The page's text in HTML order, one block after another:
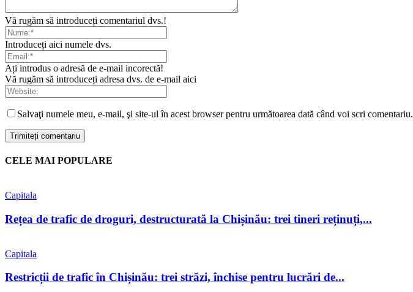
Vă rugăm să introduceți comentariul dvs.!
Introduceți aici numele dvs.
Ați introdus o adresă de e-mail incorectă!
Vă rugăm să introduceți adresa dvs. de e-mail aici
Salvaţi numele meu, e-mail, şi site-ul în acest browser pentru următoarea dată când voi scri comentariu.
CELE MAI POPULARE
Capitala
Rețea de trafic de droguri, destructurată la Chișinău: trei tineri reținuți,...
Capitala
Restricții de trafic în Chișinău: trei străzi, închise pentru lucrări de...